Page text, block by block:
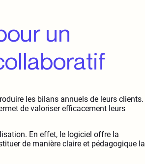
un
les bilans annuels de leurs clients.
de valoriser efficacement leurs
En effet, le logiciel offre la
de manière claire et pédagogique la